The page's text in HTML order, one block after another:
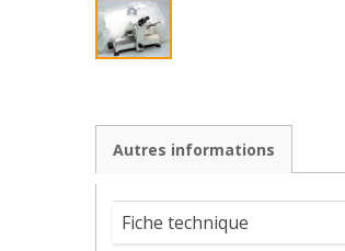
Autres informations
Fiche technique